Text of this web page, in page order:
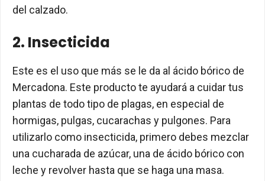
del calzado.
2. Insecticida
Este es el uso que más se le da al ácido bórico de
Mercadona. Este producto te ayudará a cuidar tus
plantas de todo tipo de plagas, en especial de
hormigas, pulgas, cucarachas y pulgones. Para
utilizarlo como insecticida, primero debes mezclar
una cucharada de azúcar, una de ácido bórico con
leche y revolver hasta que se haga una masa.